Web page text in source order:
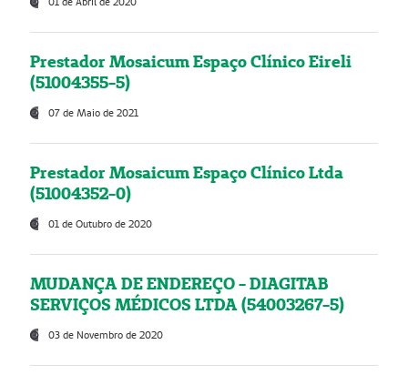
Prestador Mosaicum Espaço Clínico Eireli
(51004355-5)
07 de Maio de 2021
Prestador Mosaicum Espaço Clínico Ltda
(51004352-0)
01 de Outubro de 2020
MUDANÇA DE ENDEREÇO - DIAGITAB
SERVIÇOS MÉDICOS LTDA (54003267-5)
03 de Novembro de 2020